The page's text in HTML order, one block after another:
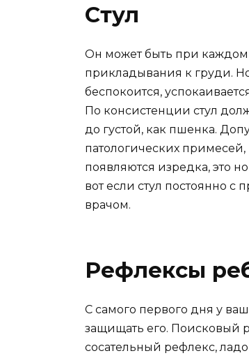
Стул
Он может быть при каждом
прикладывания к груди.
беспокоится,
По консистенции стул
до густой, как пшенка.
патологических
появляются изредка, это
вот если стул постоянно
врачом.
Рефлексы
С самого первого дня у
защищать его. Поисковый
сосательный рефлекс,